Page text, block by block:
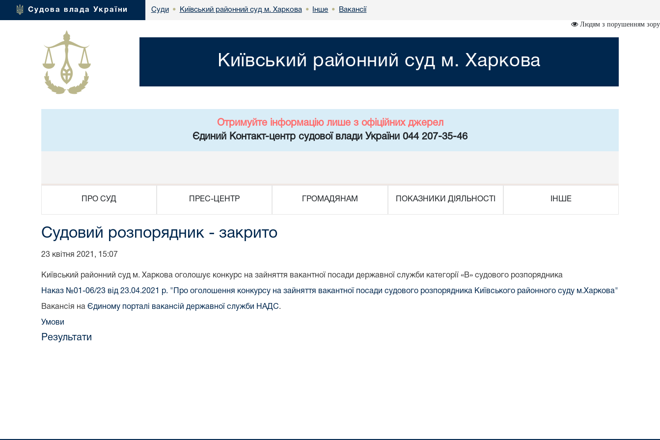
Судова влада України Суди • Київський районний суд м. Харкова • Інше • Вакансії
Людям з порушенням зору
Київський районний суд м. Харкова
Отримуйте інформацію лише з офіційних джерел
Єдиний Контакт-центр судової влади України 044 207-35-46
ПРО СУД ПРЕС-ЦЕНТР ГРОМАДЯНАМ ПОКАЗНИКИ ДІЯЛЬНОСТІ ІНШЕ
Cудовий розпорядник - закрито
23 квітня 2021, 15:07
Київський районний суд м. Харкова оголошує конкурс на зайняття вакантної посади державної служби категорії «В» судового розпорядника
Наказ №01-06/23 від 23.04.2021 р. "Про оголошення конкурсу на зайняття вакантної посади судового розпорядника Київського районного суду м.Харкова"
Вакансія на Єдиному порталі вакансій державної служби НАДС.
Умови
Результати